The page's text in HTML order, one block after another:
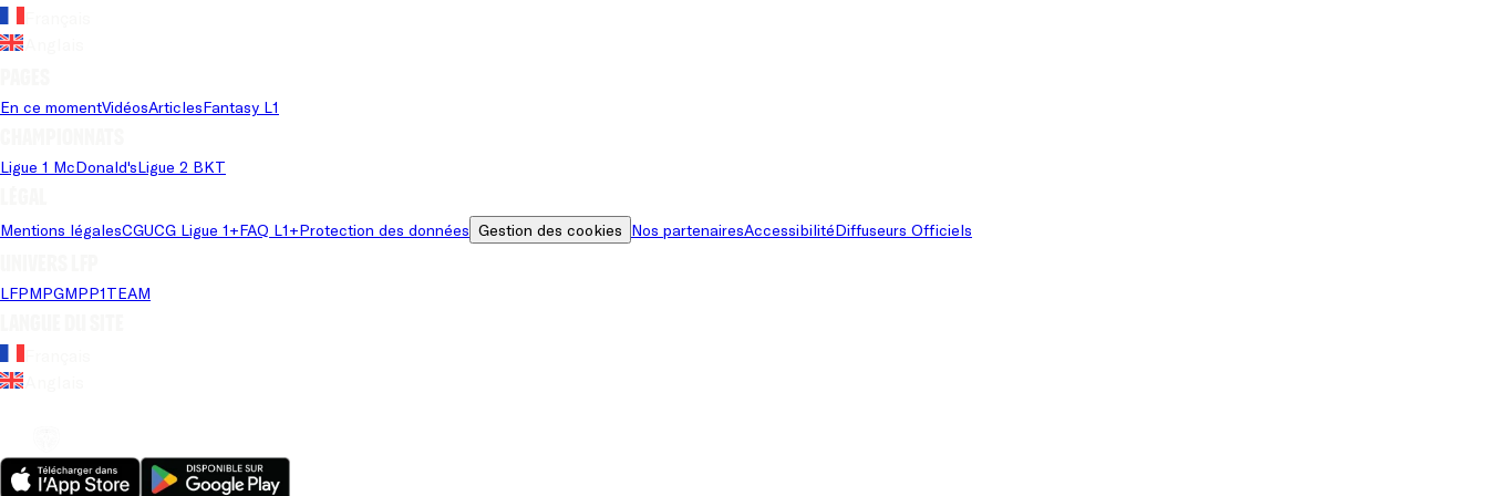
En ce momentVidéosArticlesFantasy L1
Ligue 1 McDonald'sLigue 2 BKT
Mentions légalesCGUCG Ligue 1+FAQ L1+Protection des données Gestion des cookies Nos partenairesAccessibilitéDiffuseurs Officiels
LFPMPGMPP1TEAM